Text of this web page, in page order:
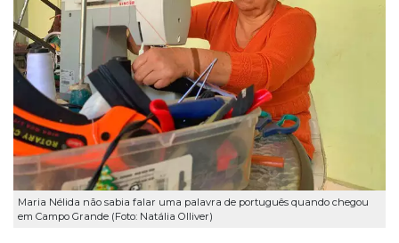
Maria Nélida não sabia falar uma palavra de português quando chegou
em Campo Grande (Foto: Natália Olliver)